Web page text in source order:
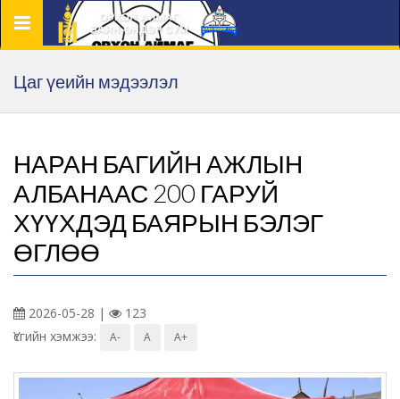
Цэс
Цаг үеийн мэдээлэл
НАРАН БАГИЙН АЖЛЫН
АЛБАНААС 200 ГАРУЙ
ХҮҮХДЭД БАЯРЫН БЭЛЭГ
ӨГЛӨӨ
2026-05-28 |
123
Үсгийн хэмжээ:
A- A A+